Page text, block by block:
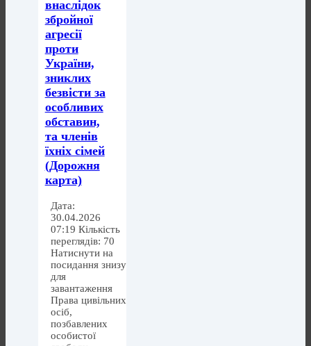
внаслідок
збройної
агресії
проти
України,
зниклих
безвісти за
особливих
обставин,
та членів
їхніх сімей
(Дорожня
карта)
Дата:
30.04.2026
07:19 Кількість
переглядів: 70
Натиснути на
посидання знизу
для
завантаження
Права цивільних
осіб,
позбавлених
особистої